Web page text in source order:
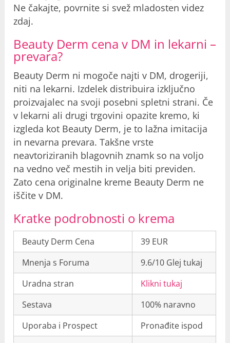
Ne čakajte, povrnite si svež mladosten videz
zdaj.
Beauty Derm cena v DM in lekarni –
prevara?
Beauty Derm ni mogoče najti v DM, drogeriji,
niti na lekarni. Izdelek distribuira izključno
proizvajalec na svoji posebni spletni strani. Če
v lekarni ali drugi trgovini opazite kremo, ki
izgleda kot Beauty Derm, je to lažna imitacija
in nevarna prevara. Takšne vrste
neavtoriziranih blagovnih znamk so na voljo
na vedno več mestih in velja biti previden.
Zato cena originalne kreme Beauty Derm ne
iščite v DM.
Kratke podrobnosti o krema
Beauty Derm Cena
39 EUR
Mnenja s Foruma
9.6/10 Glej tukaj
Uradna stran
Klikni tukaj
Sestava
100% naravno
Uporaba i Prospect
Pronađite ispod